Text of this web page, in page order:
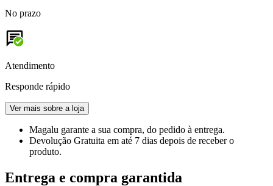
No prazo
Atendimento
Responde rápido
Ver mais sobre a loja
Magalu garante a sua compra, do pedido à entrega.
Devolução Gratuita em até 7 dias depois de receber o
produto.
Entrega e compra garantida